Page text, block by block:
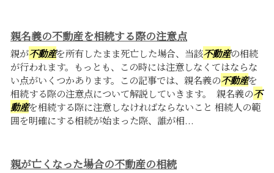
親名義の不動産を相続する際の注意点
親が不動産を所有したまま死亡した場合、当該不動産の相続
が行われます。もっとも、この時には注意しなくてはならな
い点がいくつかあります。この記事では、親名義の不動産を
相続する際の注意点について解説していきます。 親名義の不
動産を相続する際に注意しなければならないこと 相続人の範
囲を明確にする相続が始まった際、誰が相...
親が亡くなった場合の不動産の相続